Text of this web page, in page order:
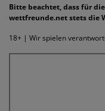
Bitte beachtet, dass für
wettfreunde.net stets die
18+ | Wir spielen